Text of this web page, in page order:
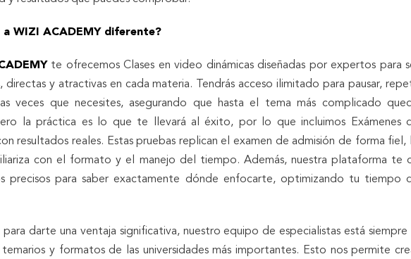
a WIZI ACADEMY diferente?
te ofrecemos Clases en video dinámicas diseñadas por expertos para
directas y atractivas en cada materia. Tendrás acceso ilimitado para pausar,
veces que necesites, asegurando que hasta el tema más complicado
la práctica es lo que te llevará al éxito, por lo que incluimos Exámenes
resultados reales. Estas pruebas replican el examen de admisión de forma fiel,
con el formato y el manejo del tiempo. Además, nuestra plataforma te
precisos para saber exactamente dónde enfocarte, optimizando tu tiempo
para darte una ventaja significativa, nuestro equipo de especialistas está siempre
y formatos de las universidades más importantes. Esto nos permite